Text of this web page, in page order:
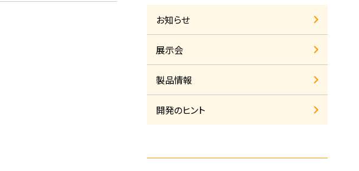
お知らせ
展示会
製品情報
開発のヒント